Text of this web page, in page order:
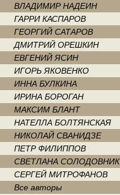
ВЛАДИМИР НАДЕИН
ГАРРИ КАСПАРОВ
ГЕОРГИЙ САТАРОВ
ДМИТРИЙ ОРЕШКИН
ЕВГЕНИЙ ЯСИН
ИГОРЬ ЯКОВЕНКО
ИННА БУЛКИНА
ИРИНА БОРОГАН
МАКСИМ БЛАНТ
НАТЕЛЛА БОЛТЯНСКАЯ
НИКОЛАЙ СВАНИДЗЕ
ПЕТР ФИЛИППОВ
СВЕТЛАНА СОЛОДОВНИК
СЕРГЕЙ МИТРОФАНОВ
Все авторы